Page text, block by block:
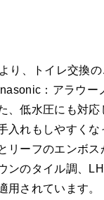
り、トイレ交換
：アラウー
、低水圧にも対
入れもしやすく
リーフのエンボ
ンのタイル調、
用されています。